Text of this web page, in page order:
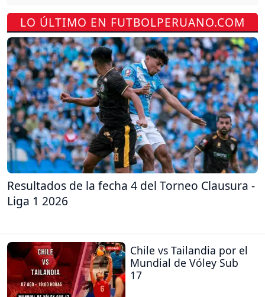
LO ÚLTIMO EN FUTBOLPERUANO.COM
Resultados de la fecha 4 del Torneo Clausura -
Liga 1 2026
Chile vs Tailandia por el
Mundial de Vóley Sub
17